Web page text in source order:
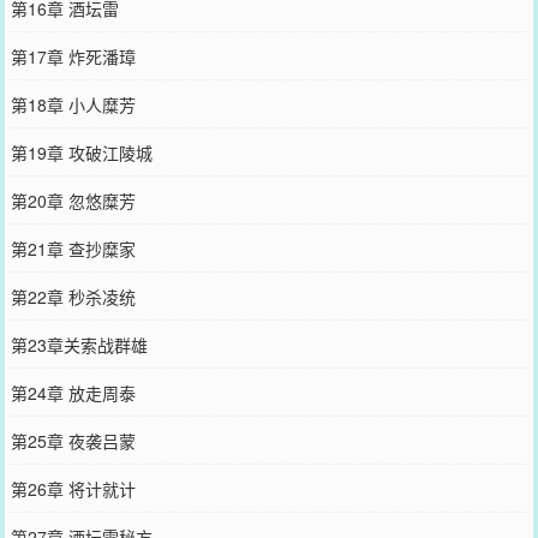
第16章 酒坛雷
第17章 炸死潘璋
第18章 小人糜芳
第19章 攻破江陵城
第20章 忽悠糜芳
第21章 查抄糜家
第22章 秒杀凌统
第23章关索战群雄
第24章 放走周泰
第25章 夜袭吕蒙
第26章 将计就计